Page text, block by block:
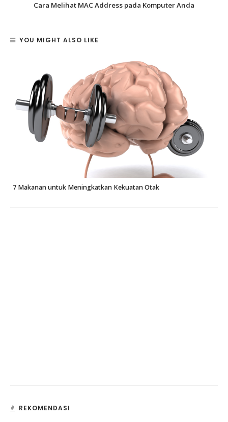
Cara Melihat MAC Address pada Komputer Anda
YOU MIGHT ALSO LIKE
7 Makanan untuk Meningkatkan Kekuatan Otak
REKOMENDASI